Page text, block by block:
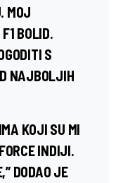
MOJ
BOLID.
S
NAJBOLJIH
KOJI SU MI
INDIJI.
DODAO JE